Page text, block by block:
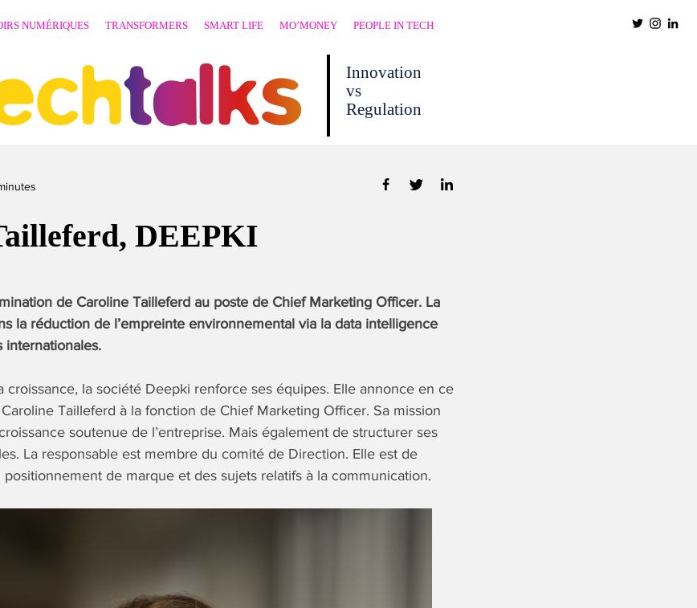
NUMÉRIQUES TRANSFORMERS SMART LIFE MO’MONEY PEOPLE IN TECH
Innovation
vs
Regulation
DEEPKI
de Caroline Tailleferd au poste de Chief Marketing Officer. La
la réduction de l’empreinte environnemental via la data intelligence
internationales.
croissance, la société Deepki renforce ses équipes. Elle annonce en ce
Tailleferd à la fonction de Chief Marketing Officer. Sa mission
soutenue de l’entreprise. Mais également de structurer ses
La responsable est membre du comité de Direction. Elle est de
de marque et des sujets relatifs à la communication.